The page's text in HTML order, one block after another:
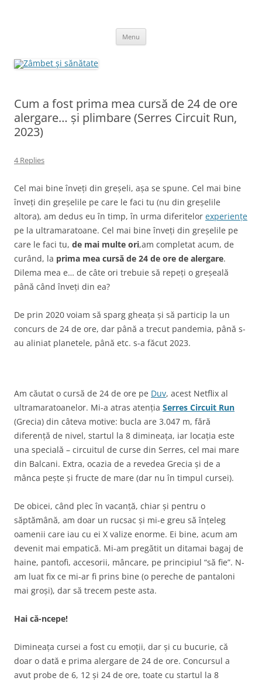
Menu
Cum a fost prima mea cursă de 24 de ore
alergare… și plimbare (Serres Circuit Run,
2023)
4 Replies
Cel mai bine înveți din greșeli, așa se spune. Cel mai bine
înveți din greșelile pe care le faci tu (nu din greșelile
altora), am dedus eu în timp, în urma diferitelor experiențe
pe la ultramaratoane. Cel mai bine înveți din greșelile pe
care le faci tu, de mai multe ori,am completat acum, de
curând, la prima mea cursă de 24 de ore de alergare.
Dilema mea e… de câte ori trebuie să repeți o greșeală
până când înveți din ea?
De prin 2020 voiam să sparg gheața și să particip la un
concurs de 24 de ore, dar până a trecut pandemia, până s-
au aliniat planetele, până etc. s-a făcut 2023.
Am căutat o cursă de 24 de ore pe Duv, acest Netflix al
ultramaratoanelor. Mi-a atras atenția Serres Circuit Run
(Grecia) din câteva motive: bucla are 3.047 m, fără
diferență de nivel, startul la 8 dimineața, iar locația este
una specială – circuitul de curse din Serres, cel mai mare
din Balcani. Extra, ocazia de a revedea Grecia și de a
mânca pește și fructe de mare (dar nu în timpul cursei).
De obicei, când plec în vacanță, chiar și pentru o
săptămână, am doar un rucsac și mi-e greu să înțeleg
oamenii care iau cu ei X valize enorme. Ei bine, acum am
devenit mai empatică. Mi-am pregătit un ditamai bagaj de
haine, pantofi, accesorii, mâncare, pe principiul “să fie”. N-
am luat fix ce mi-ar fi prins bine (o pereche de pantaloni
mai groși), dar să trecem peste asta.
Hai că-ncepe!
Dimineața cursei a fost cu emoții, dar și cu bucurie, că
doar o dată e prima alergare de 24 de ore. Concursul a
avut probe de 6, 12 și 24 de ore, toate cu startul la 8